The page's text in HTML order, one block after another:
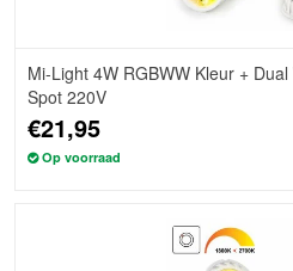
Mi-Light 4W RGBWW Kleur +
Spot 220V
€21,95
Op voorraad